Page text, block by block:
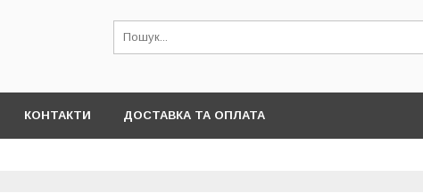
КОНТАКТИ ДОСТАВКА ТА ОПЛАТА